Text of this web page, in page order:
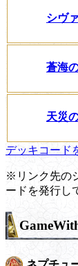
シヴァ
蒼海
天災
デッキコード
※リンク先の
ードを発行し